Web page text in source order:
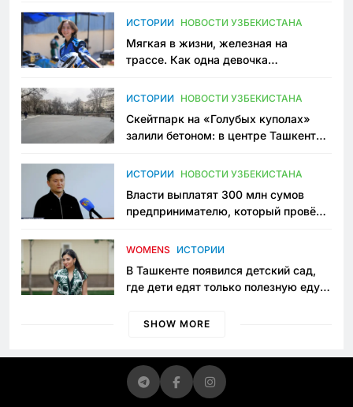
ИСТОРИИ НОВОСТИ УЗБЕКИСТАНА
Мягкая в жизни, железная на
трассе. Как одна девочка
Узбекистане
ИСТОРИИ НОВОСТИ УЗБЕКИСТАНА
Скейтпарк на «Голубых куполах»
залили бетоном: в центре Ташкента
пространство
ИСТОРИИ НОВОСТИ УЗБЕКИСТАНА
Власти выплатят 300 млн сумов
предпринимателю, который провёл
приговору
WOMENS ИСТОРИИ
В Ташкенте появился детский сад,
где дети едят только полезную еду.
просить «кашу без сахара»
SHOW MORE